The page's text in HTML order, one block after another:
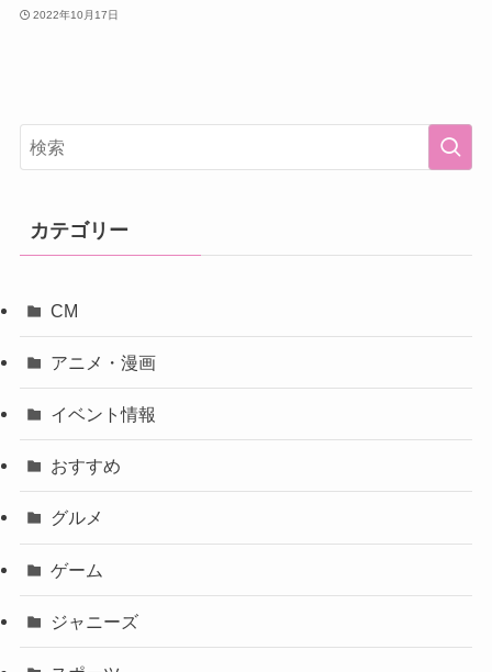
2022年10月17日
カテゴリー
CM
アニメ・漫画
イベント情報
おすすめ
グルメ
ゲーム
ジャニーズ